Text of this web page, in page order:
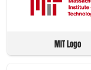
MIT Logo